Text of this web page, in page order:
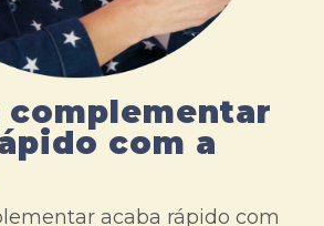
complementar
com a
acaba rápido com